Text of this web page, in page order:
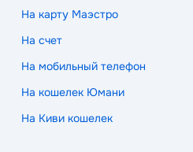
На карту Маэстро
На счет
На мобильный телефон
На кошелек Юмани
На Киви кошелек